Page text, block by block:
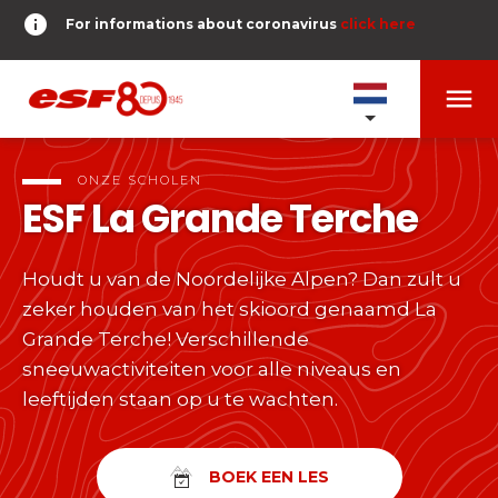
info For informations about coronavirus click here
menu
ONZE SCHOLEN expand_more
search
of
room MEZELF GEOLOCALISEREN
TESTS ET ÉTOILES expand_more
Tests alpine skiën
Kinderen
Vanaf Piou-Piou tot Gouden Ster
Tieners en volwassenen
Alle niveaus
RESERVER expand_more
DERNIER-PLANTER-DE-BATON expand_more
timer RESULTATEN expand_more
ONZE SCHOLEN
ESFLa Grande Terche
Houdt u van de Noordelijke Alpen? Dan zult u
zeker houden van het skioord genaamd La
Grande Terche! Verschillende
sneeuwactiviteiten voor alle niveaus en
leeftijden staan op u te wachten.
BOEK EEN LES